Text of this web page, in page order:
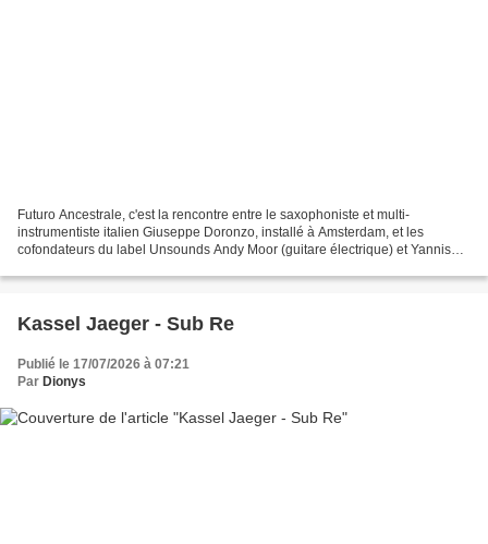
Futuro Ancestrale, c'est la rencontre entre le saxophoniste et multi-
instrumentiste italien Giuseppe Doronzo, installé à Amsterdam, et les
cofondateurs du label Unsounds Andy Moor (guitare électrique) et Yannis
Kassel Jaeger - Sub Re
Publié le 17/07/2026 à 07:21
Par Dionys